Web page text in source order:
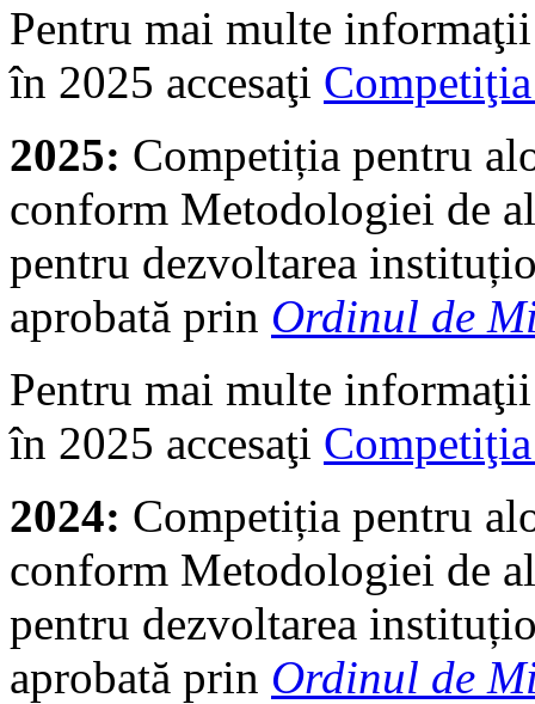
Pentru mai multe
în 2025 accesaţi
2025: Competiția pentru
conform Metodologiei de
pentru dezvoltarea
aprobată prin Ordinul de
Pentru mai multe
în 2025 accesaţi
2024: Competiția pentru
conform Metodologiei de
pentru dezvoltarea
aprobată prin Ordinul de